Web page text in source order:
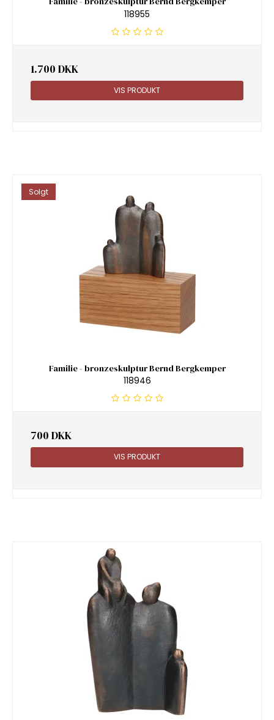
118955
1.700 DKK
VIS PRODUKT
Solgt
Familie - bronzeskulptur Bernd Bergkemper
118946
700 DKK
VIS PRODUKT